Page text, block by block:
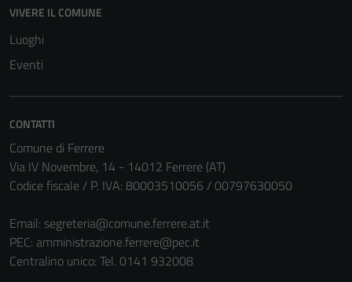
VIVERE IL COMUNE
Luoghi
Eventi
CONTATTI
Comune di Ferrere
Via IV Novembre, 14 - 14012 Ferrere (AT)
Codice fiscale / P. IVA: 80003510056 / 00797630050
Email: segreteria@comune.ferrere.at.it
PEC: amministrazione.ferrere@pec.it
Centralino unico: Tel. 0141 932008
Tecnici
Questi cookie
per il